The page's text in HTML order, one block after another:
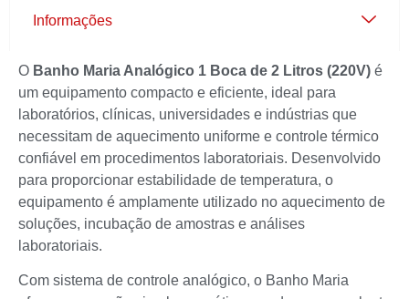
Informações
O Banho Maria Analógico 1 Boca de 2 Litros (220V) é
um equipamento compacto e eficiente, ideal para
laboratórios, clínicas, universidades e indústrias que
necessitam de aquecimento uniforme e controle térmico
confiável em procedimentos laboratoriais. Desenvolvido
para proporcionar estabilidade de temperatura, o
equipamento é amplamente utilizado no aquecimento de
soluções, incubação de amostras e análises
laboratoriais.
Com sistema de controle analógico, o Banho Maria